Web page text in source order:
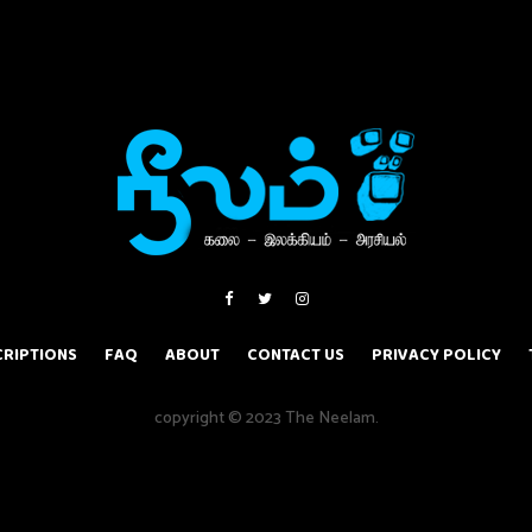
FAQ ABOUT CONTACT US PRIVACY POLICY
copyright © 2023 The Neelam.